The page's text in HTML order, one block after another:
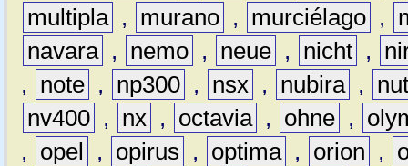
multipla , murano , murciélago ,
navara , nemo , neue , nicht ,
,
note , np300 , nsx , nubira ,
nv400 , nx , octavia , ohne ,
,
opel , opirus , optima , orion ,